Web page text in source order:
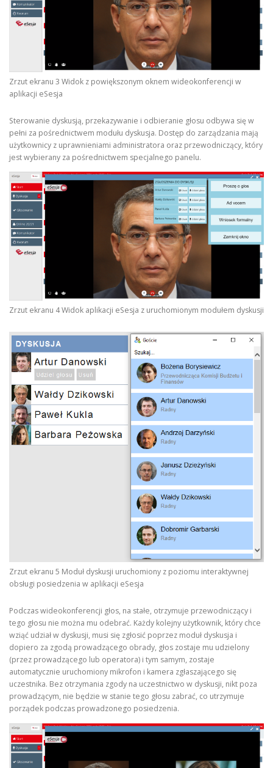
Zrzut ekranu 3 Widok z powiększonym oknem wideokonferencji w
aplikacji eSesja
Sterowanie dyskusją, przekazywanie i odbieranie głosu odbywa się w
pełni za pośrednictwem modułu dyskusja. Dostęp do zarządzania mają
użytkownicy z uprawnieniami administratora oraz przewodniczący, który
jest wybierany za pośrednictwem specjalnego panelu.
Zrzut ekranu 4 Widok aplikacji eSesja z uruchomionym modułem dyskusji
Zrzut ekranu 5 Moduł dyskusji uruchomiony z poziomu interaktywnej
obsługi posiedzenia w aplikacji eSesja
Podczas wideokonferencji głos, na stałe, otrzymuje przewodniczący i
tego głosu nie można mu odebrać. Każdy kolejny użytkownik, który chce
wziąć udział w dyskusji, musi się zgłosić poprzez moduł dyskusja i
dopiero za zgodą prowadzącego obrady, głos zostaje mu udzielony
(przez prowadzącego lub operatora) i tym samym, zostaje
automatycznie uruchomiony mikrofon i kamera zgłaszającego się
uczestnika. Bez otrzymania zgody na uczestnictwo w dyskusji, nikt poza
prowadzącym, nie będzie w stanie tego głosu zabrać, co utrzymuje
porządek podczas prowadzonego posiedzenia.